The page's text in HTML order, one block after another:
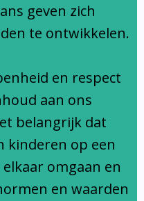
geven zich
te ontwikkelen.
en respect
aan ons
belangrijk dat
kinderen op een
omgaan en
en waarden